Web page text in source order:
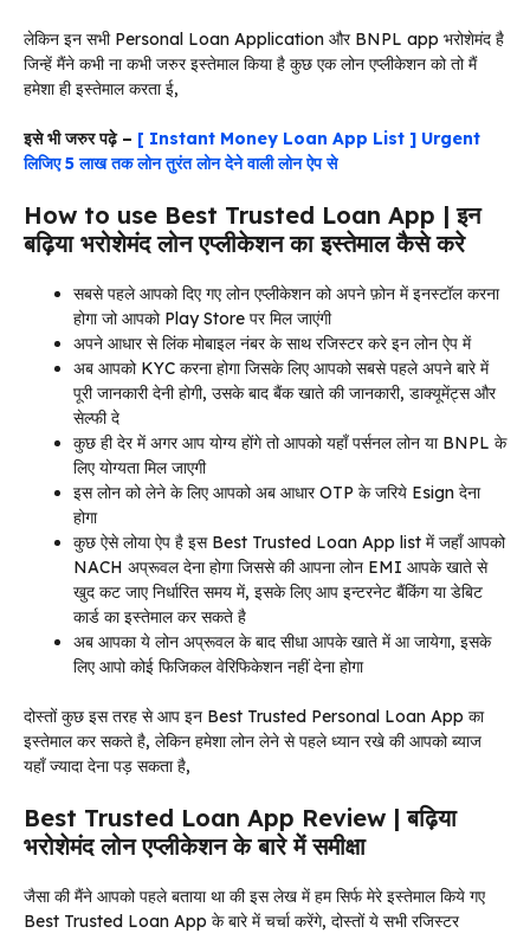
लेकिन इन सभी Personal Loan Application और BNPL app भरोशेमंद है
जिन्हें मैंने कभी ना कभी जरुर इस्तेमाल किया है कुछ एक लोन एप्लीकेशन को तो मैं
हमेशा ही इस्तेमाल करता ई,
इसे भी जरुर पढ़े – [ Instant Money Loan App List ] Urgent
लिजिए 5 लाख तक लोन तुरंत लोन देने वाली लोन ऐप से
How to use Best Trusted Loan App | इन
बढ़िया भरोशेमंद लोन एप्लीकेशन का इस्तेमाल कैसे करे
सबसे पहले आपको दिए गए लोन एप्लीकेशन को अपने फ़ोन में इनस्टॉल करना
होगा जो आपको Play Store पर मिल जाएंगी
अपने आधार से लिंक मोबाइल नंबर के साथ रजिस्टर करे इन लोन ऐप में
अब आपको KYC करना होगा जिसके लिए आपको सबसे पहले अपने बारे में
पूरी जानकारी देनी होगी, उसके बाद बैंक खाते की जानकारी, डाक्यूमेंट्स और
सेल्फी दे
कुछ ही देर में अगर आप योग्य होंगे तो आपको यहाँ पर्सनल लोन या BNPL के
लिए योग्यता मिल जाएगी
इस लोन को लेने के लिए आपको अब आधार OTP के जरिये Esign देना
होगा
कुछ ऐसे लोया ऐप है इस Best Trusted Loan App list में जहाँ आपको
NACH अप्रूवल देना होगा जिससे की आपना लोन EMI आपके खाते से
खुद कट जाए निर्धारित समय में, इसके लिए आप इन्टरनेट बैंकिंग या डेबिट
कार्ड का इस्तेमाल कर सकते है
अब आपका ये लोन अप्रूवल के बाद सीधा आपके खाते में आ जायेगा, इसके
लिए आपो कोई फिजिकल वेरिफिकेशन नहीं देना होगा
दोस्तों कुछ इस तरह से आप इन Best Trusted Personal Loan App का
इस्तेमाल कर सकते है, लेकिन हमेशा लोन लेने से पहले ध्यान रखे की आपको ब्याज
यहाँ ज्यादा देना पड़ सकता है,
Best Trusted Loan App Review | बढ़िया
भरोशेमंद लोन एप्लीकेशन के बारे में समीक्षा
जैसा की मैंने आपको पहले बताया था की इस लेख में हम सिर्फ मेरे इस्तेमाल किये गए
Best Trusted Loan App के बारे में चर्चा करेंगे, दोस्तों ये सभी रजिस्टर